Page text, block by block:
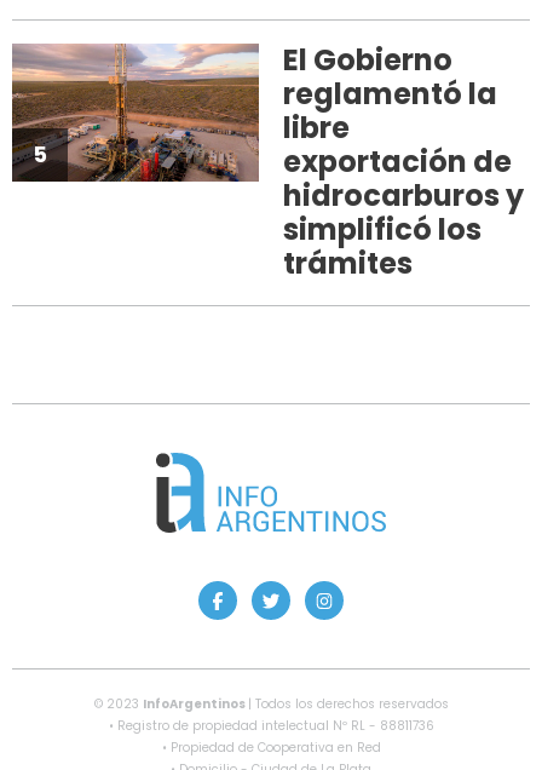
5
El Gobierno
reglamentó la
libre
exportación de
hidrocarburos y
simplificó los
trámites
© 2023 InfoArgentinos | Todos los derechos reservados
• Registro de propiedad intelectual Nº RL - 88811736
• Propiedad de Cooperativa en Red